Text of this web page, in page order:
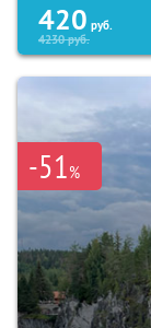
420 руб.
4230руб.
-51%